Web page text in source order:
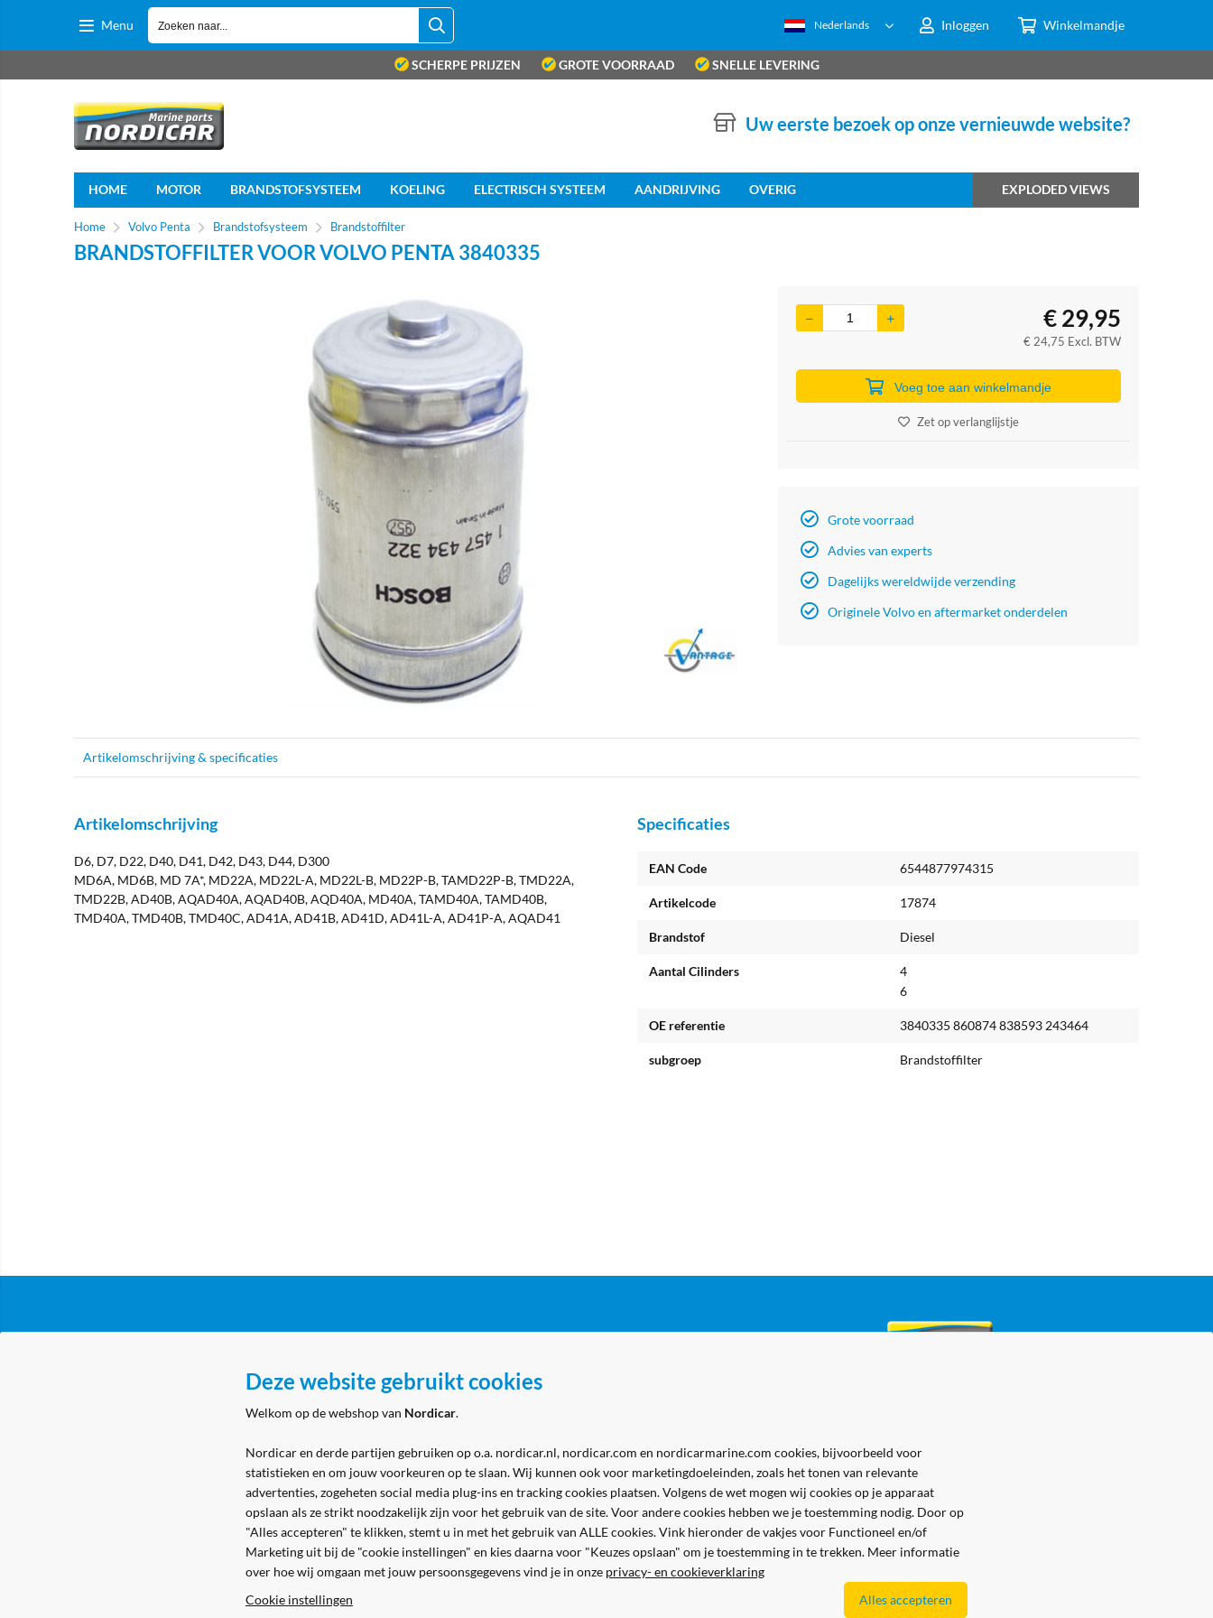
Menu Inloggen Winkelmandje
Nederlands
SCHERPE PRIJZEN GROTE VOORRAAD SNELLE LEVERING
Uw eerste bezoek op onze vernieuwde website?
HOME MOTOR BRANDSTOFSYSTEEM KOELING ELECTRISCH SYSTEEM AANDRIJVING OVERIG EXPLODED VIEWS
Home Volvo Penta Brandstofsysteem Brandstoffilter
BRANDSTOFFILTER VOOR VOLVO PENTA 3840335
Brand
€29,95
€ 24,75 Excl. BTW
Voeg toe aan winkelmandje
Zet op verlanglijstje
Grote voorraad
Advies van experts
Dagelijks wereldwijde verzending
Originele Volvo en aftermarket onderdelen
Artikelomschrijving & specificaties
Artikelomschrijving
D6, D7, D22, D40, D41, D42, D43, D44, D300
MD6A, MD6B, MD 7A*, MD22A, MD22L-A, MD22L-B, MD22P-B, TAMD22P-B, TMD22A,
TMD22B, AD40B, AQAD40A, AQAD40B, AQD40A, MD40A, TAMD40A, TAMD40B,
TMD40A, TMD40B, TMD40C, AD41A, AD41B, AD41D, AD41L-A, AD41P-A, AQAD41
Specificaties
EAN Code 6544877974315
Artikelcode 17874
Brandstof Diesel
Aantal Cilinders
4
6
OE referentie 3840335 860874 838593 243464
subgroep Brandstoffilter
Nordicar Marine - winkel
Nordicar Marine - werkplaats
Locatie & contact
Deze website gebruikt cookies
Welkom op de webshop van Nordicar.
Nordicar en derde partijen gebruiken op o.a. nordicar.nl, nordicar.com en nordicarmarine.com cookies, bijvoorbeeld voor
statistieken en om jouw voorkeuren op te slaan. Wij kunnen ook voor marketingdoeleinden, zoals het tonen van relevante
advertenties, zogeheten social media plug-ins en tracking cookies plaatsen. Volgens de wet mogen wij cookies op je apparaat
opslaan als ze strikt noodzakelijk zijn voor het gebruik van de site. Voor andere cookies hebben we je toestemming nodig. Door op
"Alles accepteren" te klikken, stemt u in met het gebruik van ALLE cookies. Vink hieronder de vakjes voor Functioneel en/of
Marketing uit bij de "cookie instellingen" en kies daarna voor "Keuzes opslaan" om je toestemming in te trekken. Meer informatie
over hoe wij omgaan met jouw persoonsgegevens vind je in onze privacy- en cookieverklaring
Cookie instellingen
Alles accepteren